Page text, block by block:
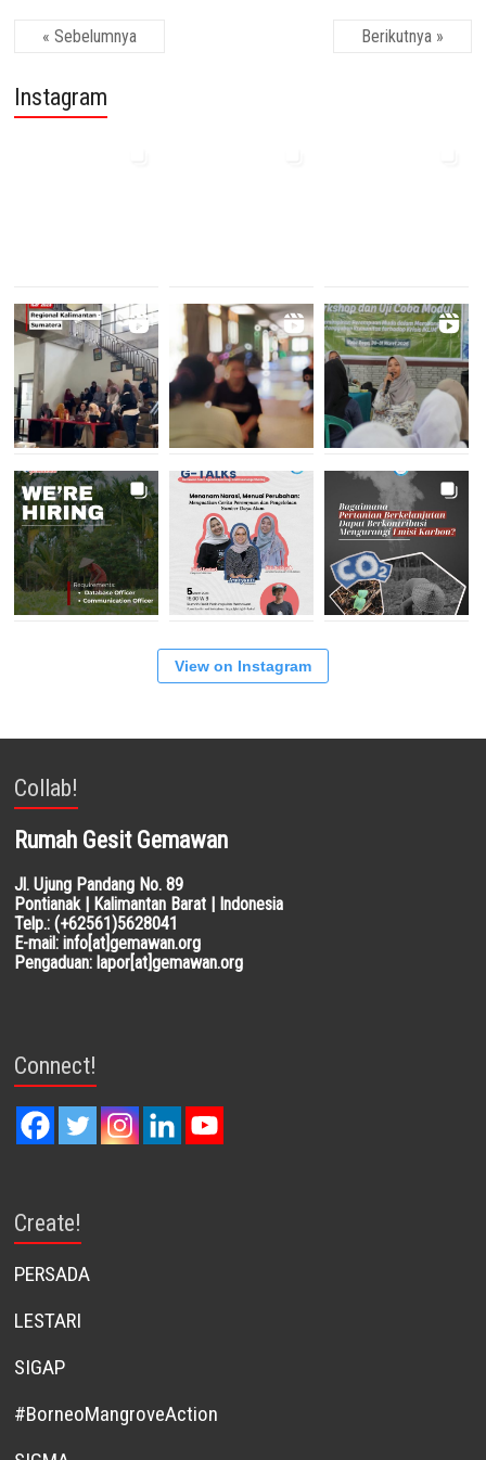
« Sebelumnya Berikutnya »
Instagram
View on Instagram
Collab!
Rumah Gesit Gemawan
Jl. Ujung Pandang No. 89
Pontianak | Kalimantan Barat | Indonesia
Telp.: (+62561)5628041
E-mail: info[at]gemawan.org
Pengaduan: lapor[at]gemawan.org
Connect!
Create!
PERSADA
LESTARI
SIGAP
#BorneoMangroveAction